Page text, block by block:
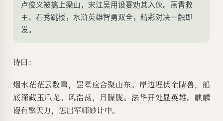
卢俊义被擒上梁山，宋江吴用设宴劝其入伙。燕青救
主、石秀跳楼，水浒英雄智勇双全，精彩对决一触即
发。
诗曰：
烟水茫茫云数重，罡星应合聚山东。岸边埋伏金睛兽，船
底深藏玉爪龙。风浩荡，月朦胧。法华开处显英雄。麒麟
谩有擎天力，怎出军师妙计中。